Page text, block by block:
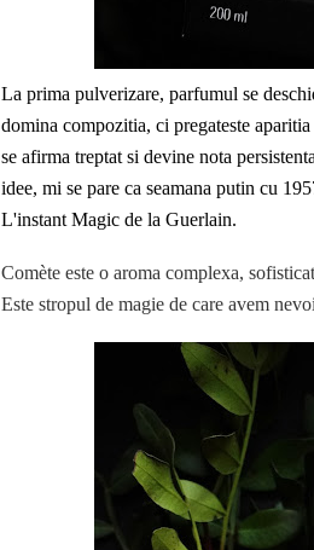
La prima pulverizare, parfumul se
domina compozitia, ci pregateste
se afirma treptat si devine nota
idee, mi se pare ca seamana putin cu
L'instant Magic de la Guerlain.
Comète este o aroma complexa,
Este stropul de magie de care avem